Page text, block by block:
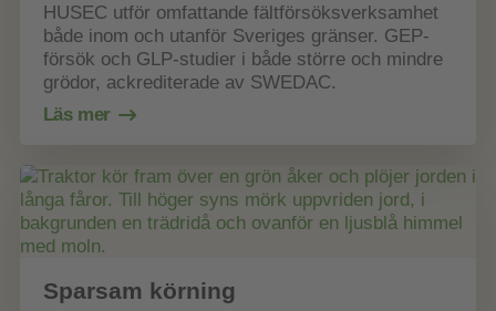
HUSEC utför omfattande fältförsöksverksamhet
både inom och utanför Sveriges gränser. GEP-
försök och GLP-studier i både större och mindre
grödor, ackrediterade av SWEDAC.
Läs mer
Sparsam körning